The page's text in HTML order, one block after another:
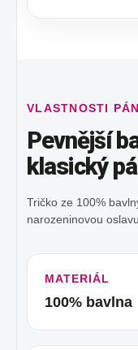
VLASTNOSTI
Pevnější
klasický
Tričko ze 100%
narozeninovou
MATERIÁL
100% bavlna